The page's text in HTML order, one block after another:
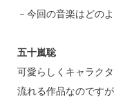
－今回の音楽はどの
五十嵐聡
可愛らしくキャラク
流れる作品なのです